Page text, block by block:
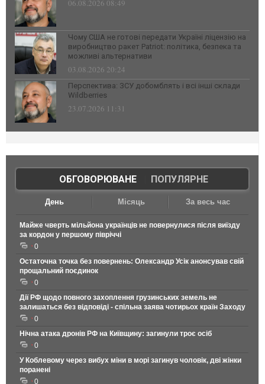
06.08.2026 08:49
Чому США не готові передати Україні ліцензію на
виробництво ракет Patriot: політика, безпека та
можливі альтернативи
03.08.2026 20:24
Перспектива: ЗСУ добомблять і всі інші склади
Wildberries
23.07.2026 11:31
ОБГОВОРЮВАНЕ| ПОПУЛЯРНЕ
День Місяць За весь час
Майже чверть мільйона українців не повернулися після виїзду
за кордон у першому півріччі
0
Остаточна точка без повернень: Олександр Усік анонсував свій
прощальний поєдинок
0
Дії РФ щодо повного захоплення грузинських земель не
залишаться без відповіді - спільна заява чотирьох країн Заходу
0
Нічна атака дронів РФ на Київщину: загинули троє осіб
0
У Коблевому через вибух міни в морі загинув чоловік, дві жінки
поранені
0